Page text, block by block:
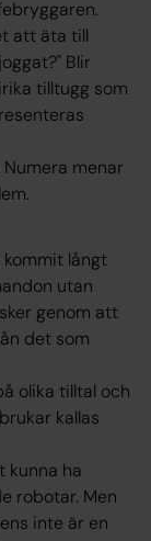
att äta till
Blir
tilltugg som
menar
långt
utan
genom att
det som
olika tilltal och
kallas
kunna ha
robotar. Men
inte är en